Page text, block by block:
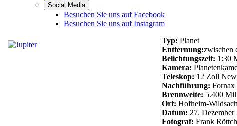
Social Media
Besuchen Sie uns auf Facebook
Besuchen Sie uns auf Instagram
Typ: Planet
Entfernung:zwischen
Belichtungszeit: 1:30
Kamera:
Teleskop: 12 Zoll
Nachführung: Fornax
Brennweite: 5.400
Ort: Hofheim-
Datum: 27. Dezember
Fotograf: Frank